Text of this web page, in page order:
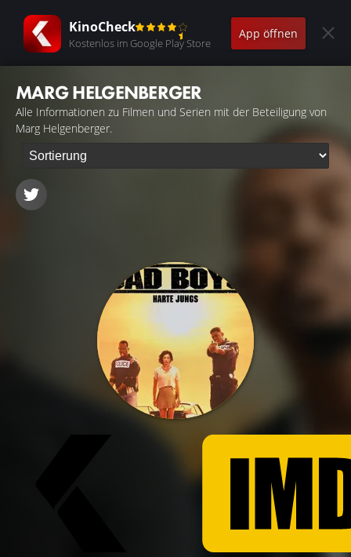
KinoCheck
Kostenlos im Google Play Store
App öffnen
MARG HELGENBERGER
Alle Informationen zu Filmen und Serien mit der Beteiligung von
Marg Helgenberger.